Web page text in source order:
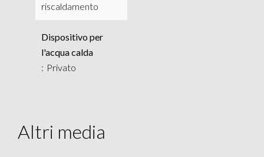
riscaldamento
Dispositivo per
l'acqua calda
Privato
Altri media